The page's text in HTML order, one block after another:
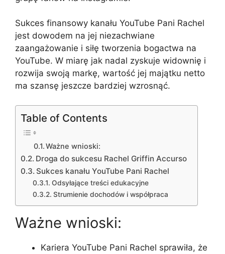
Sukces finansowy kanału YouTube Pani Rachel
jest dowodem na jej niezachwiane
zaangażowanie i siłę tworzenia bogactwa na
YouTube. W miarę jak nadal zyskuje widownię i
rozwija swoją markę, wartość jej majątku netto
ma szansę jeszcze bardziej wzrosnąć.
Table of Contents
Ważne wnioski:
Droga do sukcesu Rachel Griffin Accurso
Sukces kanału YouTube Pani Rachel
Odsyłające treści edukacyjne
Strumienie dochodów i współpraca
Ważne wnioski:
Kariera YouTube Pani Rachel sprawiła, że